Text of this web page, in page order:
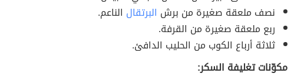
نصف ملعقة صغيرة من برش البرتقال الناعم.
ربع ملعقة صغيرة من القرفة.
ثلاثة أرباع الكوب من الحليب الدافئ.
مكوّنات تغليفة السكر: